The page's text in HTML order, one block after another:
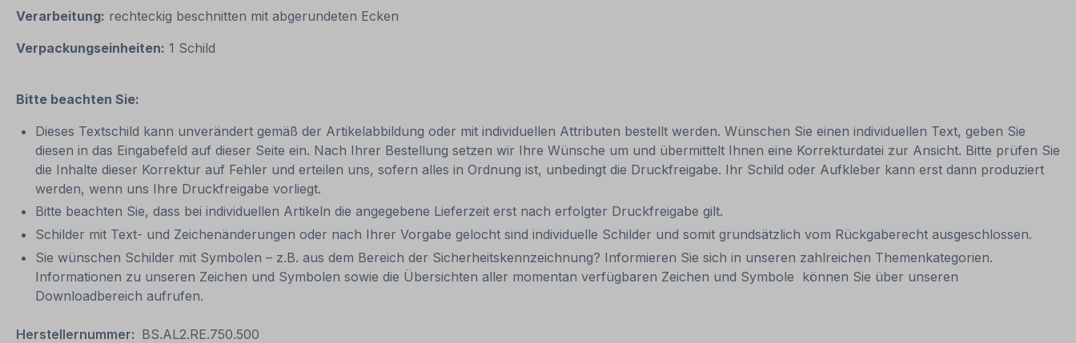
Verarbeitung: rechteckig beschnitten mit abgerundeten Ecken
Verpackungseinheiten: 1 Schild
Bitte beachten Sie:
Dieses Textschild kann unverändert gemäß der Artikelabbildung oder mit individuellen Attributen bestellt werden. Wünschen Sie einen individuellen Text, geben Sie
diesen in das Eingabefeld auf dieser Seite ein. Nach Ihrer Bestellung setzen wir Ihre Wünsche um und übermittelt Ihnen eine Korrekturdatei zur Ansicht. Bitte prüfen Sie
die Inhalte dieser Korrektur auf Fehler und erteilen uns, sofern alles in Ordnung ist, unbedingt die Druckfreigabe. Ihr Schild oder Aufkleber kann erst dann produziert
werden, wenn uns Ihre Druckfreigabe vorliegt.
Bitte beachten Sie, dass bei individuellen Artikeln die angegebene Lieferzeit erst nach erfolgter Druckfreigabe gilt.
Schilder mit Text- und Zeichenänderungen oder nach Ihrer Vorgabe gelocht sind individuelle Schilder und somit grundsätzlich vom Rückgaberecht ausgeschlossen.
Sie wünschen Schilder mit Symbolen – z.B. aus dem Bereich der Sicherheitskennzeichnung? Informieren Sie sich in unseren zahlreichen Themenkategorien.
Informationen zu unseren Zeichen und Symbolen sowie die Übersichten aller momentan verfügbaren Zeichen und Symbole können Sie über unseren
Downloadbereich aufrufen.
Herstellernummer: BS.AL2.RE.750.500